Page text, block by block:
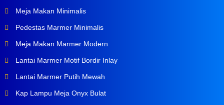
Meja Makan Minimalis
Pedestas Marmer Minimalis
Meja Makan Marmer Modern
Lantai Marmer Motif Bordir Inlay
Lantai Marmer Putih Mewah
Kap Lampu Meja Onyx Bulat